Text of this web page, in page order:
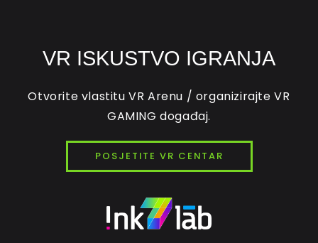
VR ISKUSTVO IGRANJA
Otvorite vlastitu VR Arenu / organizirajte VR
GAMING događaj.
POSJETITE VR CENTAR